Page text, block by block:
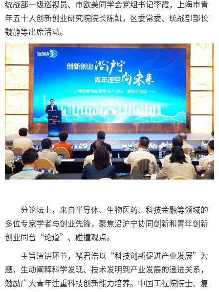
统战部一级巡视员、市欧美同学会党组书记李霞，上海市青
年五十人创新创业研究院院长陈凯，区委常委、统战部部长
魏静等出席活动。
分论坛上，来自半导体、生物医药、科技金融等领域的
多位专家学者与创业先锋，聚焦沿沪宁协同创新和青年创新
创业同台“论道”、碰撞观点。
主旨演讲环节，褚君浩以“科技创新促进产业发展”为
题，生动阐释科学发现、技术发明到产业发展的递进关系，
勉励广大青年注重科技创新能力培养。中国工程院院士、复